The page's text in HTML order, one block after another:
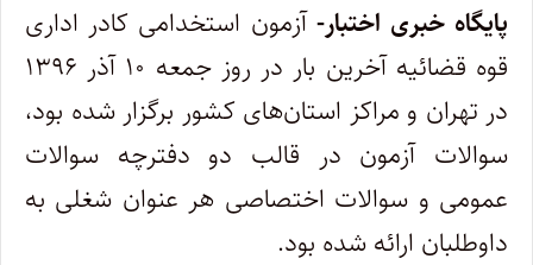
پایگاه خبری اختبار- آزمون استخدامی کادر اداری
قوه قضائیه آخرین بار در روز جمعه ۱۰ آذر ۱۳۹۶
در تهران و مراکز استان‌های کشور برگزار شده بود،
سوالات آزمون در قالب دو دفترچه سوالات
عمومی و سوالات اختصاصی هر عنوان شغلی به
داوطلبان ارائه شده بود.